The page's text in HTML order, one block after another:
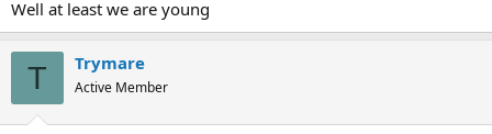
Well at least we are young
T Trymare
Active Member